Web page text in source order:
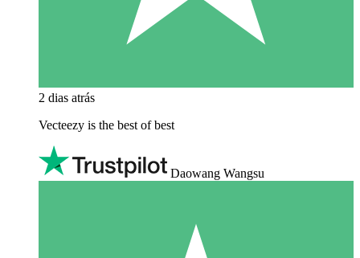
2 dias atrás
Vecteezy is the best of best
Daowang Wangsu